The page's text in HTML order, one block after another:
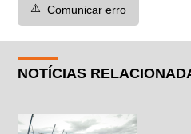
⚠️ Comunicar erro
NOTÍCIAS